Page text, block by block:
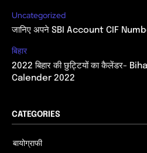
Uncategorized
जानिए अपने SBI Account CIF
बिहार
2022 बिहार की छुट्टियों का कैलेंडर-
Calender 2022
CATEGORIES
बायोग्राफी